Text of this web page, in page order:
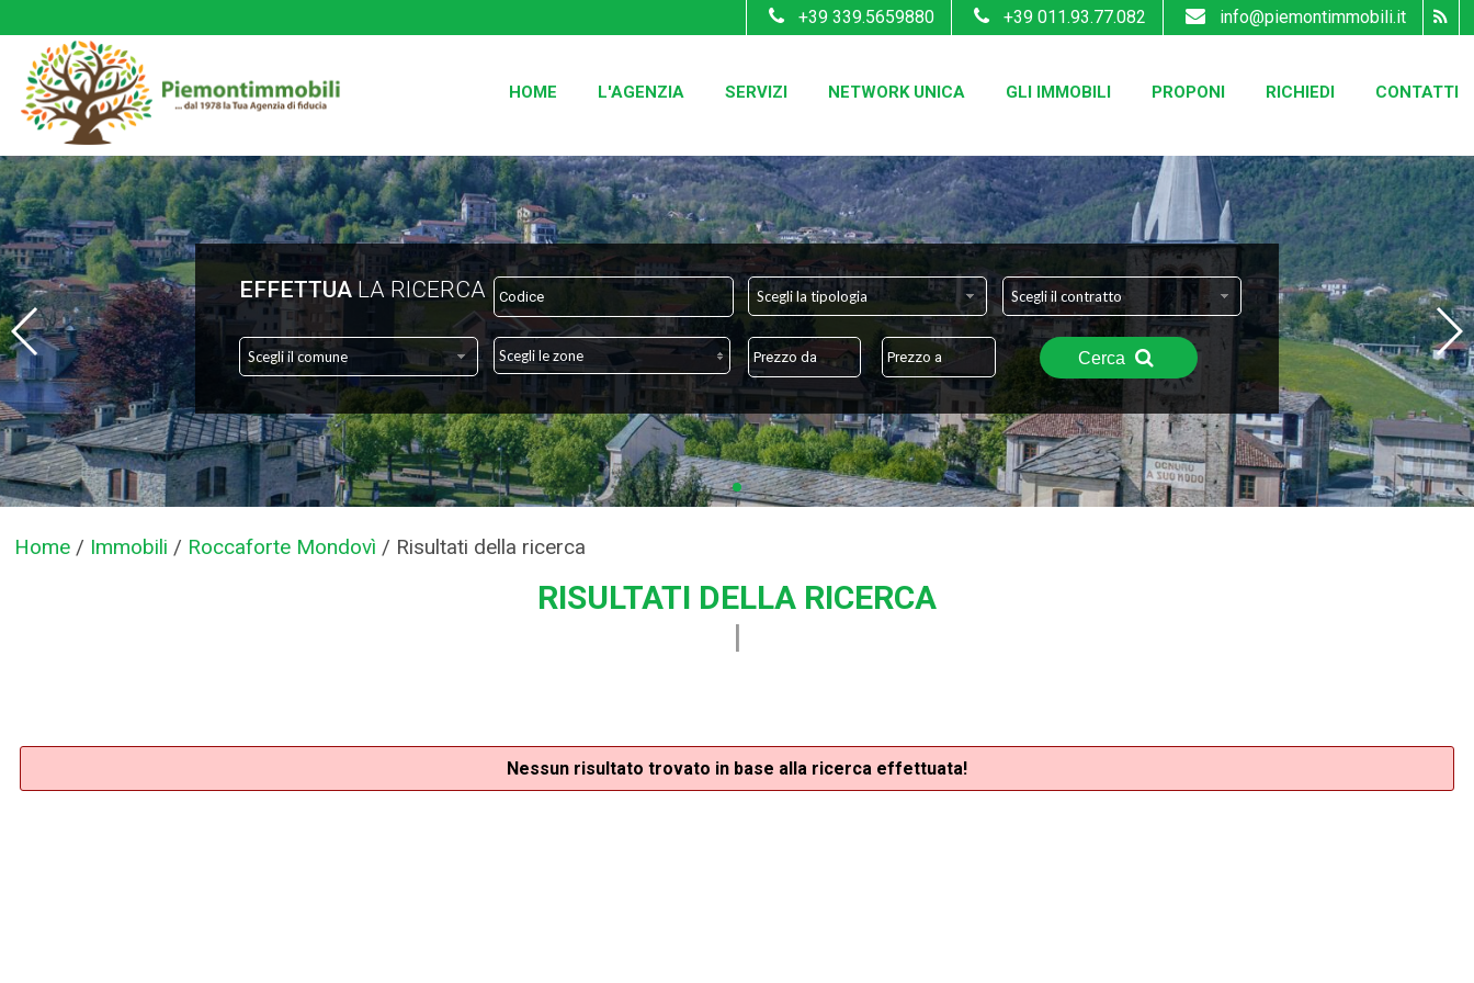
HOME L'AGENZIA SERVIZI NETWORK UNICA GLI IMMOBILI PROPONI RICHIEDI CONTATTI
info@piemontimmobili.it
+39 011.93.77.082
+39 339.5659880
EFFETTUALA RICERCA Scegli la tipologia Scegli il contratto
Scegli il comune Scegli le zone Cerca
Home / Immobili / Roccaforte Mondovì / Risultati della ricerca
RISULTATI DELLA RICERCA
Nessun risultato trovato in base alla ricerca effettuata!